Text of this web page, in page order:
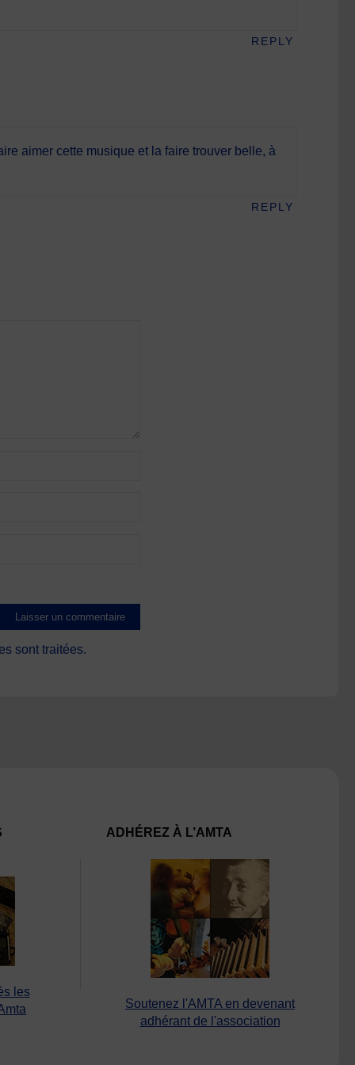
REPLY
aimer cette musique et la faire trouver belle, à
REPLY
sont traitées.
les
ADHÉREZ À L’AMTA
Soutenez l'AMTA en devenant
adhérant de l'association